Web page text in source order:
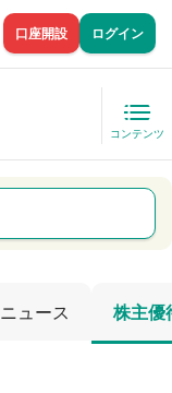
口座開設 ログイン
コンテンツ
ニュース 株主優